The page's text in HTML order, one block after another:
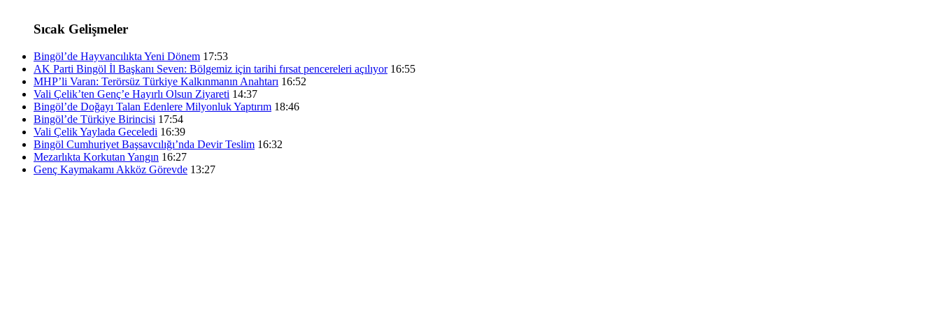
Sıcak Gelişmeler
Bingöl’de Hayvancılıkta Yeni Dönem 17:53
AK Parti Bingöl İl Başkanı Seven: Bölgemiz için tarihi fırsat pencereleri açılıyor 16:55
MHP’li Varan: Terörsüz Türkiye Kalkınmanın Anahtarı 16:52
Vali Çelik’ten Genç’e Hayırlı Olsun Ziyareti 14:37
Bingöl’de Doğayı Talan Edenlere Milyonluk Yaptırım 18:46
Bingöl’de Türkiye Birincisi 17:54
Vali Çelik Yaylada Geceledi 16:39
Bingöl Cumhuriyet Başsavcılığı’nda Devir Teslim 16:32
Mezarlıkta Korkutan Yangın 16:27
Genç Kaymakamı Akköz Görevde 13:27